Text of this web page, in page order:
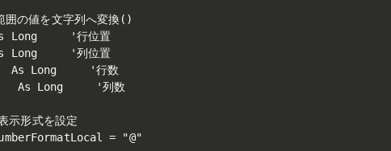
囲の値を文字列へ変換()
Long     '行位置
Long     '列位置
As Long     '行数
As Long     '列数
示形式を設定
= "@"